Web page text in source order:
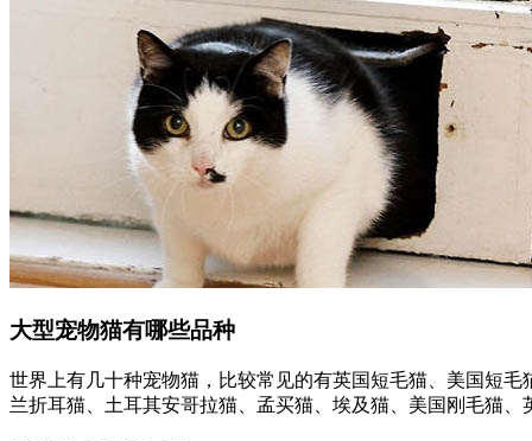
大型宠物猫有哪些品种
世界上有几十种宠物猫，比较常见的有英国短毛猫、美国短
兰折耳猫、土耳其安哥拉猫、孟买猫、埃及猫、美国刚毛猫、